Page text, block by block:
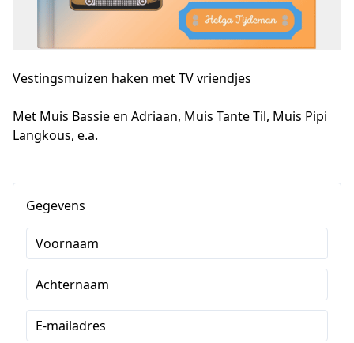
Vestingsmuizen haken met TV vriendjes
Met Muis Bassie en Adriaan, Muis Tante Til, Muis Pipi
Langkous, e.a.
Gegevens
Voornaam
Achternaam
E-mailadres